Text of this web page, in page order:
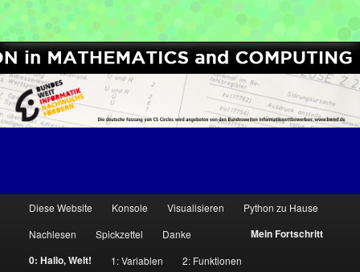
[Python High School Enrichment]
Zum
Zum
Diese Website Konsole Visualisieren
Python zu Hause
Nachlesen
Spickzettel Danke
Mein Fortschritt
0: Hallo, Welt!
1: Variablen
2: Funktionen
Computer Science Circles